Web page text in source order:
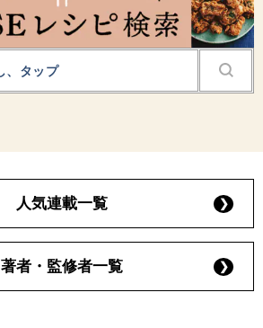
人気連載一覧
著者・監修者一覧